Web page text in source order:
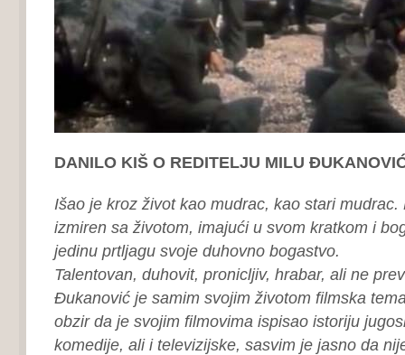
DANILO KIŠ O REDITELJU MILU
Išao je kroz život kao mudrac, kao stari
izmiren sa životom, imajući u svom kratkom i
jedinu prtljagu svoje duhovno bogastvo.
Talentovan, duhovit, pronicljiv, hrabar, ali ne
Đukanović je samim svojim životom filmska
obzir da je svojim filmovima ispisao istoriju
komedije, ali i televizijske, sasvim je jasno da